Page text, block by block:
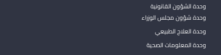
وحدة الشؤون القانونية
وحدة شؤون مجلس الوزراء
وحدة العلاج الطبيعي
وحدة المعلومات الصحية